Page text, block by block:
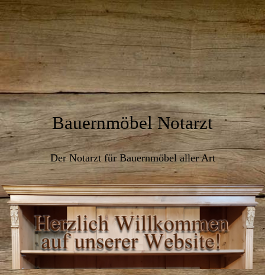
Bauernmöbel Notarzt
Der Notarzt für Bauernmöbel aller Art